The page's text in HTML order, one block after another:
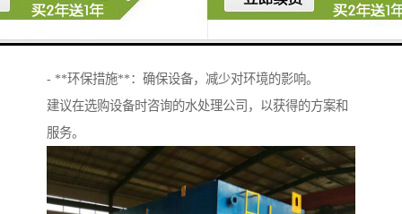
- **处理效果**：确保处理后水质符合相关标准。
- **环保措施**：确保设备，减少对环境的影响。
建议在选购设备时咨询的水处理公司，以获得的方案和
服务。